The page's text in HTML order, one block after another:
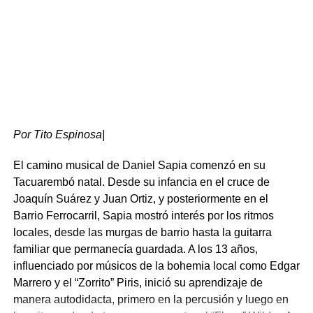
Desarrollo local y patrimonio histórico
Por su parte, el intendente Wilson Ezquerra definió la
jornada como la concreción de un objetivo estratégico
para el desarrollo económico y turístico del departamento.
En su alocución, reconoció el trabajo previo de anteriores
administraciones y del personal del Museo Carlos Gardel
para consolidar dicho espacio.
Por Tito Espinosa|
El camino musical de Daniel Sapia comenzó en su
Tacuarembó natal. Desde su infancia en el cruce de
Joaquín Suárez y Juan Ortiz, y posteriormente en el
Barrio Ferrocarril, Sapia mostró interés por los ritmos
locales, desde las murgas de barrio hasta la guitarra
familiar que permanecía guardada. A los 13 años,
influenciado por músicos de la bohemia local como Edgar
Marrero y el “Zorrito” Piris, inició su aprendizaje de
manera autodidacta, primero en la percusión y luego en